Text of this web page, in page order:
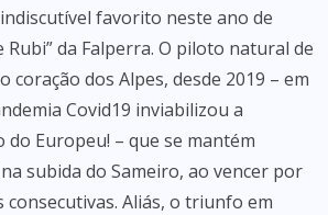
favorito neste ano de
Rubi” da Falperra. O piloto natural de
coração dos Alpes, desde 2019 – em
Covid19 inviabilizou a
do Europeu! – que se mantém
subida do Sameiro, ao vencer por
consecutivas. Aliás, o triunfo em